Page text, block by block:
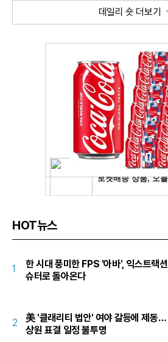
데일리 숏 더보기
HOT뉴스
1
한 시대 풍미한 FPS '아바', 익스트랙션
슈터로 돌아온다
2
美 '클래리티 법안' 여야 갈등에 제동…
상원 표결 일정 불투명